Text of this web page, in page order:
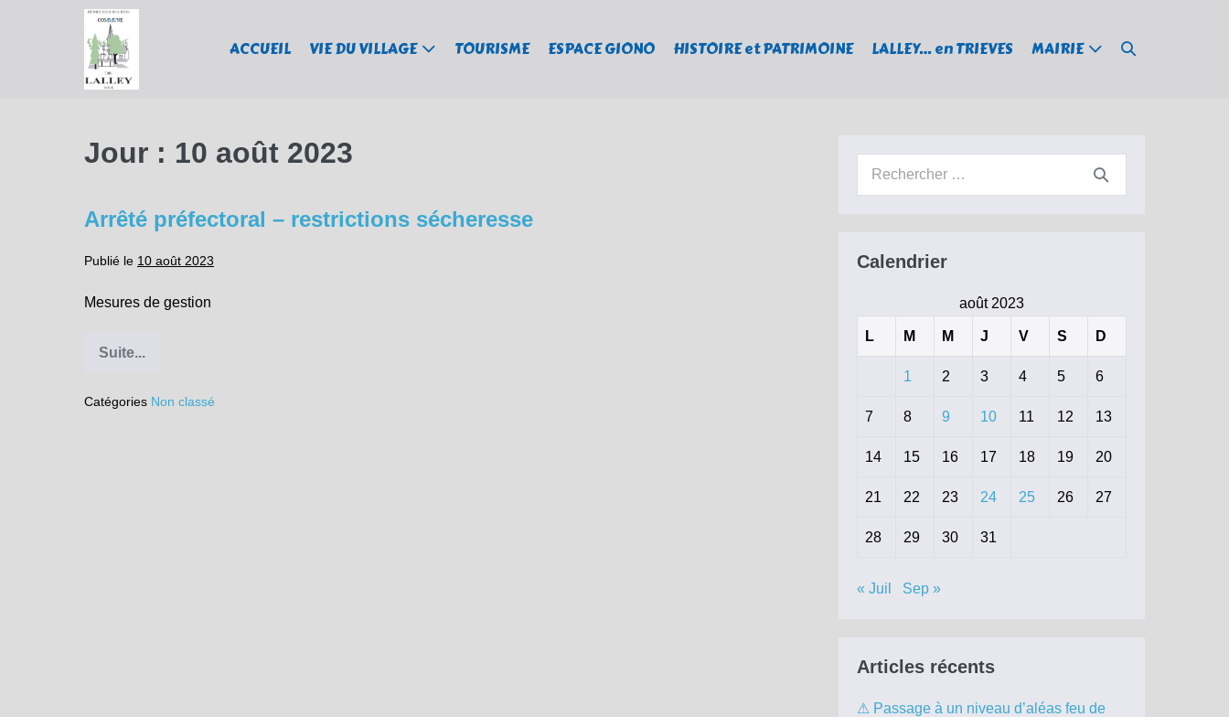
ACCUEIL VIE DU VILLAGE TOURISME ESPACE GIONO HISTOIRE et PATRIMOINE LALLEY… en TRIEVES MAIRIE
Basculer
Jour : 10 août 2023
Arrêté préfectoral – restrictions sécheresse
Publié le 10 août 2023
Mesures de gestion
Suite...
Arrêté
restrictions
Catégories Non classé
Recherche
Calendrier
août 2023
L M M J V S D
1 2 3 4 5 6
7 8 9 10 11 12 13
14 15 16 17 18 19 20
21 22 23 24 25 26 27
28 29 30 31
« Juil Sep »
Articles récents
⚠ Passage à un niveau d’aléas feu de